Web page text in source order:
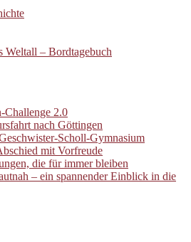
– Bordtagebuch
Challenge 2.0
nach Göttingen
Scholl-Gymnasium
mit Vorfreude
die für immer bleiben
– ein spannender Einblick in die